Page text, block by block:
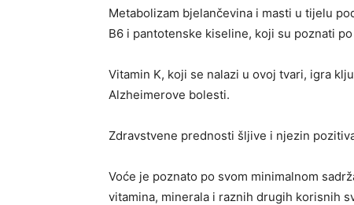
Metabolizam bjelančevina i masti u tijelu
B6 i pantotenske kiseline, koji su poznati
Vitamin K, koji se nalazi u ovoj tvari, igra
Alzheimerove bolesti.
Zdravstvene prednosti šljive i njezin
Voće je poznato po svom minimalnom
vitamina, minerala i raznih drugih korisnih